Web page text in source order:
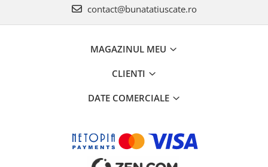
contact@bunatatiuscate.ro
MAGAZINUL MEU
CLIENTI
DATE COMERCIALE